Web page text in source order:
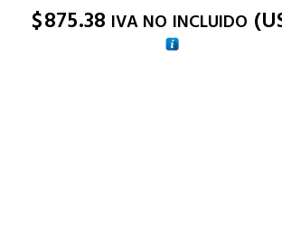
$875.38 IVA NO INCLUIDO (